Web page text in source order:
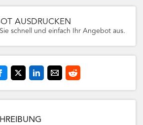
AUSDRUCKEN
schnell und einfach Ihr Angebot aus.